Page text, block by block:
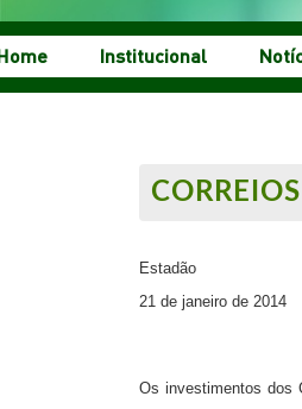
Institucional
Estadão
21 de janeiro de 2014
Os investimentos dos